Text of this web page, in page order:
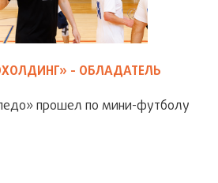
- ОБЛАДАТЕЛЬ
прошел по мини-футболу